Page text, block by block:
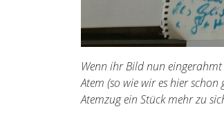
Wenn ihr Bild nun
Atem (so wie wir es hier
Atemzug ein Stück mehr zu